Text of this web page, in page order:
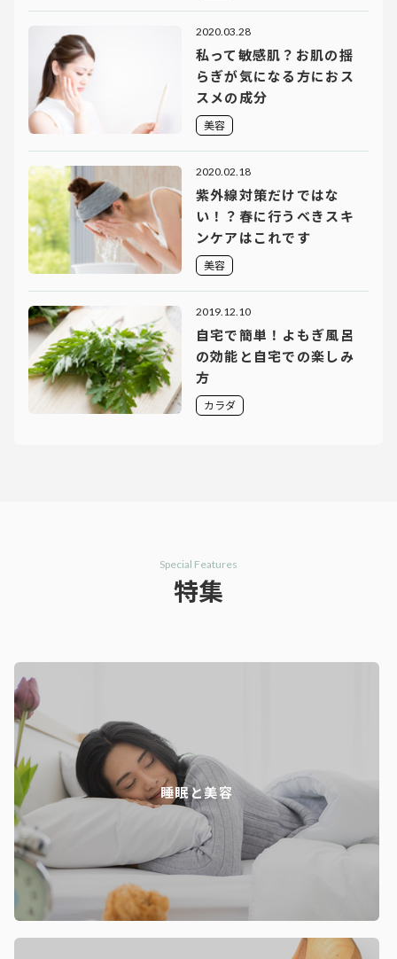
2020.03.28
私って敏感肌？お肌の揺
らぎが気になる方におス
スメの成分
美容
2020.02.18
紫外線対策だけではな
い！？春に行うべきスキ
ンケアはこれです
美容
2019.12.10
自宅で簡単！よもぎ風呂
の効能と自宅での楽しみ
方
カラダ
Special Features
特集
睡眠と美容